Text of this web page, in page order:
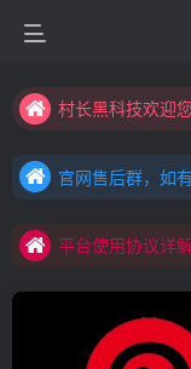
官网售后群，如
平台使用协议详